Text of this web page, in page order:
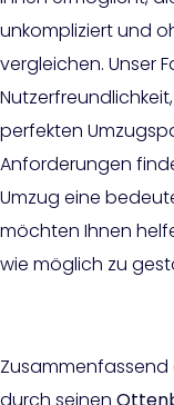
unkompliziert und
vergleichen. Unser
perfekten
Anforderungen
Umzug eine
möchten Ihnen
wie möglich zu